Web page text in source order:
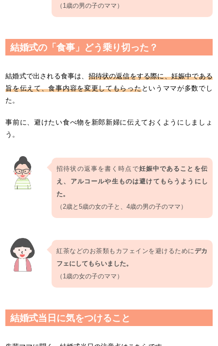
（1歳の男の子のママ）
結婚式の「食事」どう乗り切った？
結婚式で出される食事は、 招待状の返信をする際に、妊娠中である
旨を伝えて、食事内容を変更してもらったというママが多数でし
た。
事前に、避けたい食べ物を新郎新婦に伝えておくようにしましょ
う。
招待状の返事を書く時点で妊娠中であることを伝
え、アルコールや生ものは避けてもらうようにし
た。
（2歳と5歳の女の子と、4歳の男の子のママ）
紅茶などのお茶類もカフェインを避けるために デカ
フェにしてもらいました。
（1歳の女の子のママ）
結婚式当日に気をつけること